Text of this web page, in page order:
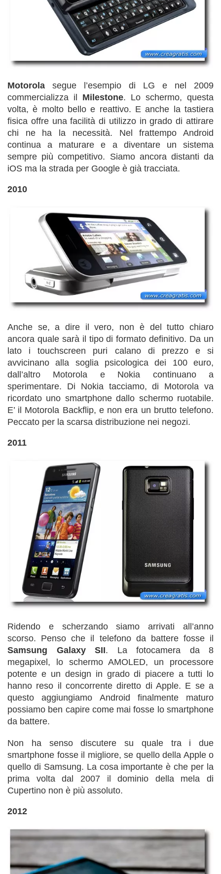
Motorola segue l’esempio di LG e nel 2009
commercializza il Milestone. Lo schermo, questa
volta, è molto bello e reattivo. E anche la tastiera
fisica offre una facilità di utilizzo in grado di attirare
chi ne ha la necessità. Nel frattempo Android
continua a maturare e a diventare un sistema
sempre più competitivo. Siamo ancora distanti da
iOS ma la strada per Google è già tracciata.
2010
Anche se, a dire il vero, non è del tutto chiaro
ancora quale sarà il tipo di formato definitivo. Da un
lato i touchscreen puri calano di prezzo e si
avvicinano alla soglia psicologica dei 100 euro,
dall’altro Motorola e Nokia continuano a
sperimentare. Di Nokia tacciamo, di Motorola va
ricordato uno smartphone dallo schermo ruotabile.
E’ il Motorola Backflip, e non era un brutto telefono.
Peccato per la scarsa distribuzione nei negozi.
2011
Ridendo e scherzando siamo arrivati all’anno
scorso. Penso che il telefono da battere fosse il
Samsung Galaxy SII. La fotocamera da 8
megapixel, lo schermo AMOLED, un processore
potente e un design in grado di piacere a tutti lo
hanno reso il concorrente diretto di Apple. E se a
questo aggiungiamo Android finalmente maturo
possiamo ben capire come mai fosse lo smartphone
da battere.
Non ha senso discutere su quale tra i due
smartphone fosse il migliore, se quello della Apple o
quello di Samsung. La cosa importante è che per la
prima volta dal 2007 il dominio della mela di
Cupertino non è più assoluto.
2012